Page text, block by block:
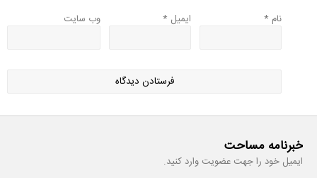
نام * ایمیل * وب‌ سایت
خبرنامه مساحت
ایمیل خود را جهت عضویت وارد کنید.